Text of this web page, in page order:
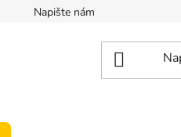
Napište nám